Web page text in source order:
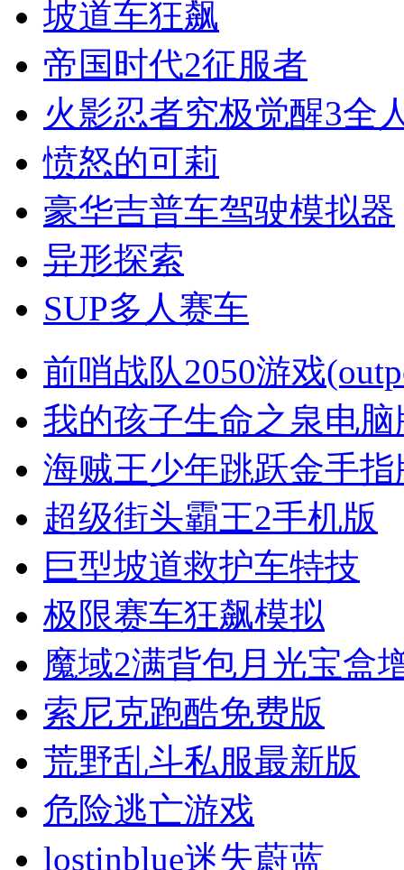
坡道车狂飙
帝国时代2征服者
火影忍者究极觉醒3全
愤怒的可莉
豪华吉普车驾驶模拟器
异形探索
SUP多人赛车
前哨战队2050游戏
我的孩子生命之泉电脑
海贼王少年跳跃金手指
超级街头霸王2手机版
巨型坡道救护车特技
极限赛车狂飙模拟
魔域2满背包月光宝盒
索尼克跑酷免费版
荒野乱斗私服最新版
危险逃亡游戏
lostinblue迷失蔚蓝